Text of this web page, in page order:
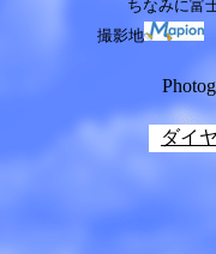
ちなみに富
撮影地
ダイ